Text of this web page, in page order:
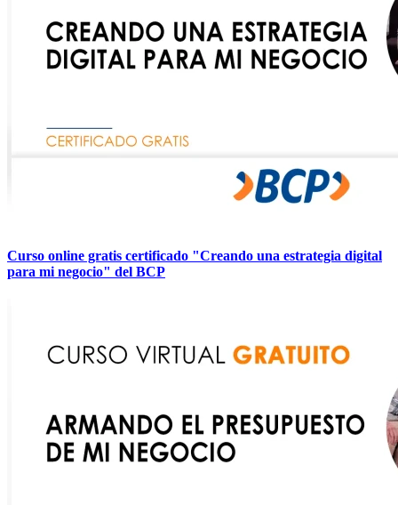
Curso online gratis certificado "Creando una estrategia digital
para mi negocio" del BCP